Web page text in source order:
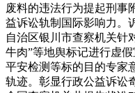
废料的违法行为提起刑事
益诉讼轨制国际影响力。
自治区银川市查察机关针
牛肉”等地舆标记进行虚
平安检测等标的目的专家
轨迹。彰显行政公益诉讼